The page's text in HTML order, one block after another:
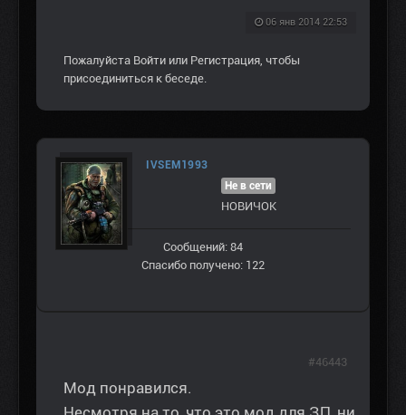
06 янв 2014 22:53
Пожалуйста Войти или Регистрация, чтобы
присоединиться к беседе.
IVSEM1993
Не в сети
НОВИЧОК
Сообщений: 84
Спасибо получено: 122
Мод понравился.
#46443